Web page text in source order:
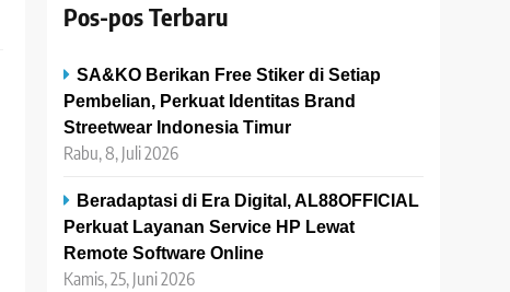
Pos-pos Terbaru
SA&KO Berikan Free Stiker di Setiap
Pembelian, Perkuat Identitas Brand
Streetwear Indonesia Timur
Rabu, 8, Juli 2026
Beradaptasi di Era Digital, AL88OFFICIAL
Perkuat Layanan Service HP Lewat
Remote Software Online
Kamis, 25, Juni 2026